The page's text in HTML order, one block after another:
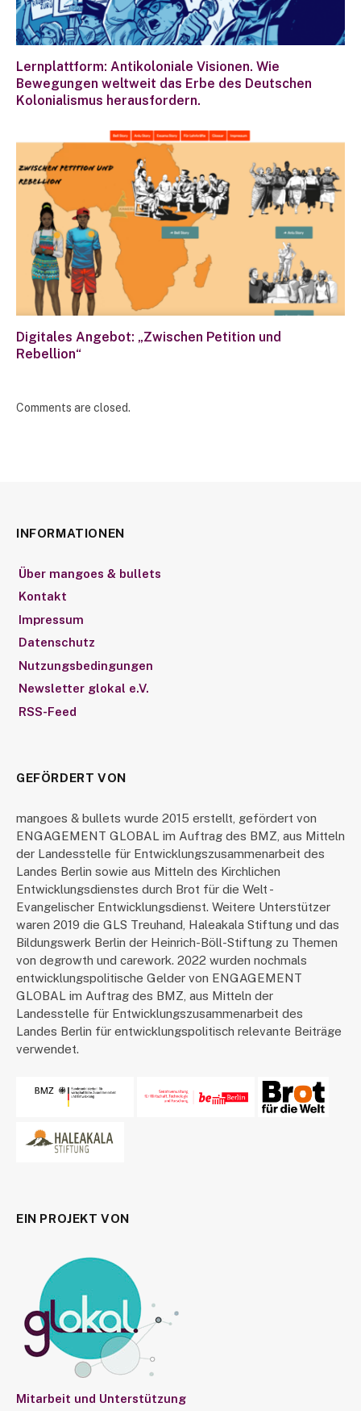
Lernplattform: Antikoloniale Visionen. Wie
Bewegungen weltweit das Erbe des Deutschen
Kolonialismus herausfordern.
Digitales Angebot: „Zwischen Petition und
Rebellion“
Comments are closed.
INFORMATIONEN
Über mangoes & bullets
Kontakt
Impressum
Datenschutz
Nutzungsbedingungen
Newsletter glokal e.V.
RSS-Feed
GEFÖRDERT VON
mangoes & bullets wurde 2015 erstellt, gefördert von
ENGAGEMENT GLOBAL im Auftrag des BMZ, aus Mitteln
der Landesstelle für Entwicklungszusammenarbeit des
Landes Berlin sowie aus Mitteln des Kirchlichen
Entwicklungsdienstes durch Brot für die Welt -
Evangelischer Entwicklungsdienst. Weitere Unterstützer
waren 2019 die GLS Treuhand, Haleakala Stiftung und das
Bildungswerk Berlin der Heinrich-Böll-Stiftung zu Themen
von degrowth und carework. 2022 wurden nochmals
entwicklungspolitische Gelder von ENGAGEMENT
GLOBAL im Auftrag des BMZ, aus Mitteln der
Landesstelle für Entwicklungszusammenarbeit des
Landes Berlin für entwicklungspolitisch relevante Beiträge
verwendet.
EIN PROJEKT VON
Mitarbeit und Unterstützung